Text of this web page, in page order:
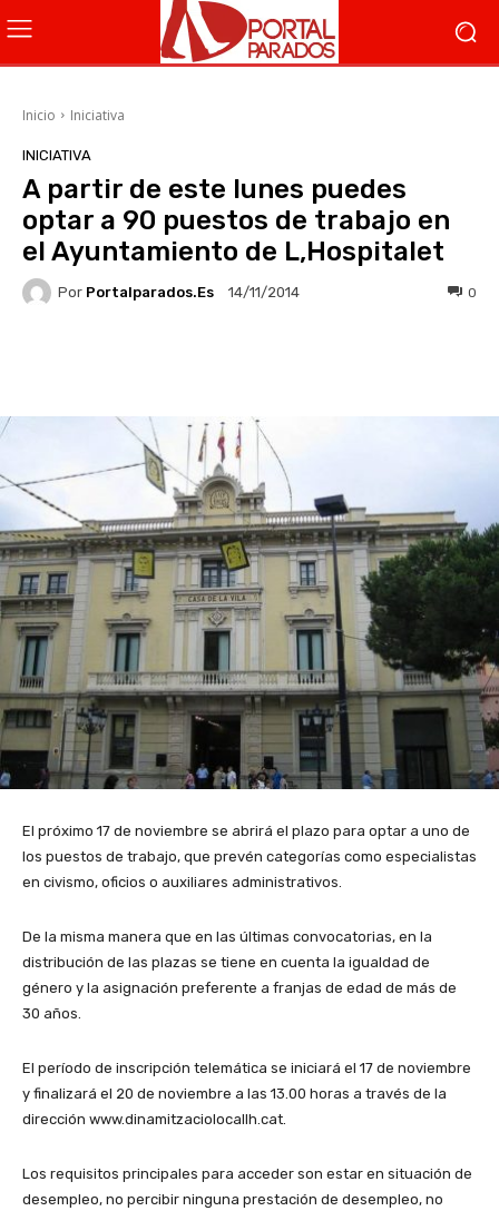
Inicio Iniciativa
INICIATIVA
A partir de este lunes puedes
optar a 90 puestos de trabajo en
el Ayuntamiento de L,Hospitalet
Por Portalparados.es 14/11/2014 0
El próximo 17 de noviembre se abrirá el plazo para optar a uno de
los puestos de trabajo, que prevén categorías como especialistas
en civismo, oficios o auxiliares administrativos.
De la misma manera que en las últimas convocatorias, en la
distribución de las plazas se tiene en cuenta la igualdad de
género y la asignación preferente a franjas de edad de más de
30 años.
El período de inscripción telemática se iniciará el 17 de noviembre
y finalizará el 20 de noviembre a las 13.00 horas a través de la
dirección www.dinamitzaciolocallh.cat.
Los requisitos principales para acceder son estar en situación de
desempleo, no percibir ninguna prestación de desempleo, no